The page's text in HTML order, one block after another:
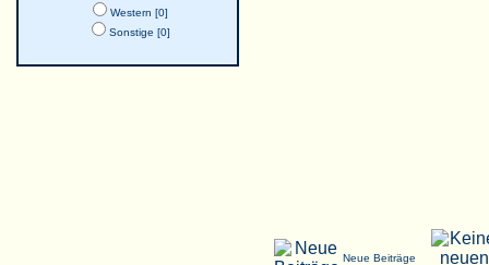
Western [0]
Sonstige [0]
Neue Beiträge